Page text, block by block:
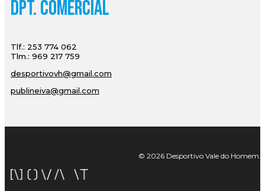
Dpt. Comercial
Tlf.: 253 774 062
Tlm.: 969 217 759
desportivovh@gmail.com
publineiva@gmail.com
© 2026 Desportivo Vale do Homem.